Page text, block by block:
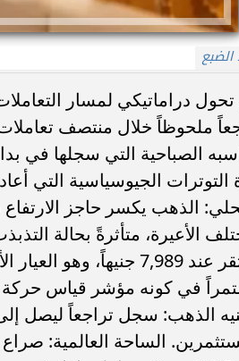
دراماتيكي لمسار
الصباحية التي سجلها في
التوترات الجيوسياسية التي
الذهب يكسر حاجز
​الساحة العالمية: